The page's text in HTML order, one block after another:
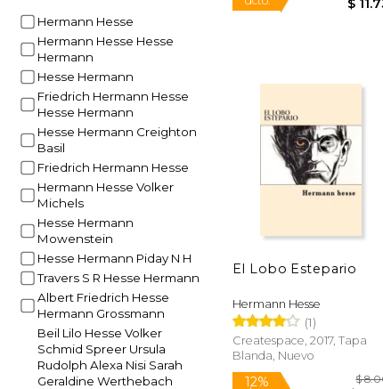
Hermann Hesse
Hermann Hesse Hesse
Hermann
Hesse Hermann
Friedrich Hermann Hesse
Hesse Hermann
Hesse Hermann Creighton
Basil
Friedrich Hermann Hesse
Hermann Hesse Volker
Michels
Hesse Hermann
Mowenstein
Hesse Hermann Piday N H
Travers S R Hesse Hermann
Albert Friedrich Hesse
Hermann Grossmann
Beil Lilo Hesse Volker
Schmid Spreer Ursula
Rudolph Alexa Nisi Sarah
Geraldine Werthebach
15%
dcto.
El Lobo Estepario
Hermann Hesse
(1)
Createspace, 2017, Tapa
Blanda, Nuevo